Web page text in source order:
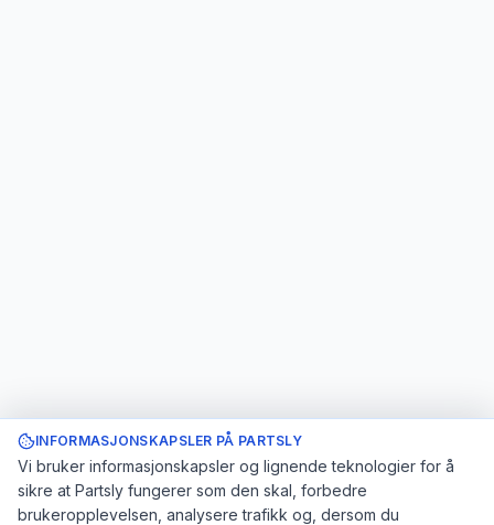
INFORMASJONSKAPSLER PÅ PARTSLY
Vi bruker informasjonskapsler og lignende teknologier for å
sikre at Partsly fungerer som den skal, forbedre
brukeropplevelsen, analysere trafikk og, dersom du